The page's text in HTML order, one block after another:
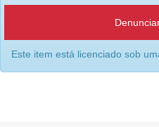
Este item está licenciado sob